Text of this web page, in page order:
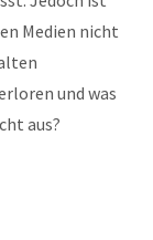
Medien nicht
und was
aus?